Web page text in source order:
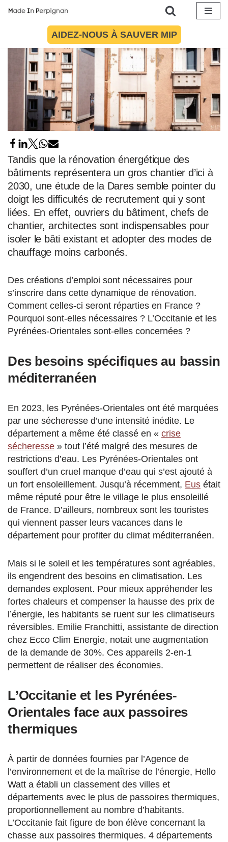
contenu
AIDEZ-NOUS À SAUVER MIP
Tandis que la rénovation énergétique des
bâtiments représentera un gros chantier d’ici à
2030, une étude de la Dares semble pointer du
doigt les difficultés de recrutement qui y sont
liées. En effet, ouvriers du bâtiment, chefs de
chantier, architectes sont indispensables pour
isoler le bâti existant et adopter des modes de
chauffage moins carbonés.
Des créations d’emploi sont nécessaires pour
s’inscrire dans cette dynamique de rénovation.
Comment celles-ci seront réparties en France ?
Pourquoi sont-elles nécessaires ? L’Occitanie et les
Pyrénées-Orientales sont-elles concernées ?
Des besoins spécifiques au bassin
méditerranéen
En 2023, les Pyrénées-Orientales ont été marquées
par une sécheresse d’une intensité inédite. Le
département a même été classé en « crise
sécheresse » tout l’été malgré des mesures de
restrictions d’eau. Les Pyrénées-Orientales ont
souffert d’un cruel manque d’eau qui s’est ajouté à
un fort ensoleillement. Jusqu’à récemment, Eus était
même réputé pour être le village le plus ensoleillé
de France. D’ailleurs, nombreux sont les touristes
qui viennent passer leurs vacances dans le
département pour profiter du climat méditerranéen.
Mais si le soleil et les températures sont agréables,
ils engendrent des besoins en climatisation. Les
demandes explosent. Pour mieux appréhender les
fortes chaleurs et compenser la hausse des prix de
l’énergie, les habitants se ruent sur les climatiseurs
réversibles. Emilie Franchitti, assistante de direction
chez Ecco Clim Energie, notait une augmentation
de la demande de 30%. Ces appareils 2-en-1
permettent de réaliser des économies.
L’Occitanie et les Pyrénées-
Orientales face aux passoires
thermiques
À partir de données fournies par l’Agence de
l’environnement et de la maîtrise de l’énergie, Hello
Watt a établi un classement des villes et
départements avec le plus de passoires thermiques,
proportionnellement au nombre d’habitants.
L’Occitanie fait figure de bon élève concernant la
chasse aux passoires thermiques. 4 départements